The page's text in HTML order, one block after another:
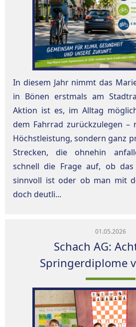
In diesem Jahr nimmt das
in Bönen erstmals am
Aktion ist es, im Alltag
dem Fahrrad zurückzulegen –
Höchstleistung, sondern ganz
Strecken, die ohnehin
schnell die Frage auf, ob
sinnvoll ist oder ob man mit
doch deutli...
01.05.2026
Schach AG:
Springerdiplome